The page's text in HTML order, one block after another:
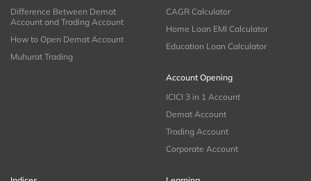
Difference Between Demat
Account and Trading Account
How to Open Demat Account
Muhurat Trading
CAGR Calculator
Home Loan EMI Calculator
Education Loan Calculator
Account Opening
ICICI 3 in 1 Account
Demat Account
Trading Account
Corporate Account